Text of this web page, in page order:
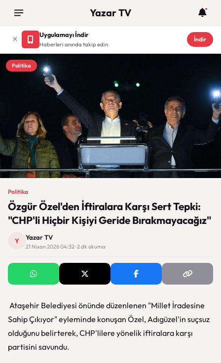
Yazar TV
Uygulamayı İndir
Haberleri anında takip edin
İndir
Politika
Politika
Özgür Özel'den İftiralara Karşı Sert Tepki:
"CHP'li Hiçbir Kişiyi Geride Bırakmayacağız"
Y Yazar TV
21 Nisan 2026 04:32 · 2 dk okuma
Ataşehir Belediyesi önünde düzenlenen "Millet İradesine
Sahip Çıkıyor" eyleminde konuşan Özel, Adıgüzel'in suçsuz
olduğunu belirterek, CHP'lilere yönelik iftiralara karşı
partisini savundu.